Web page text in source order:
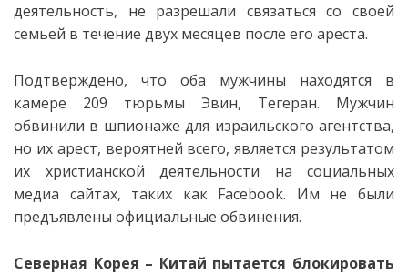
деятельность, не разрешали связаться со своей
семьей в течение двух месяцев после его ареста.
Подтверждено, что оба мужчины находятся в
камере 209 тюрьмы Эвин, Тегеран. Мужчин
обвинили в шпионаже для израильского агентства,
но их арест, вероятней всего, является результатом
их христианской деятельности на социальных
медиа сайтах, таких как Facebook. Им не были
предъявлены официальные обвинения.
Северная Корея – Китай пытается блокировать